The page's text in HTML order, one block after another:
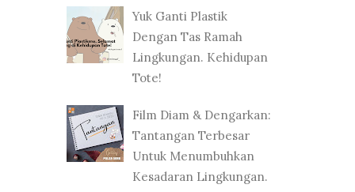
Yuk Ganti Plastik
Dengan Tas Ramah
Lingkungan. Kehidupan
Tote!
Film Diam & Dengarkan:
Tantangan Terbesar
Untuk Menumbuhkan
Kesadaran Lingkungan.